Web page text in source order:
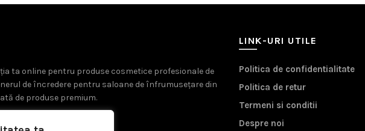
ta online pentru produse cosmetice profesionale de
de încredere pentru saloane de înfrumusețare din
de produse premium.
LINK-URI UTILE
Politica de confidentialitate
Politica de retur
Termeni si conditii
Despre noi